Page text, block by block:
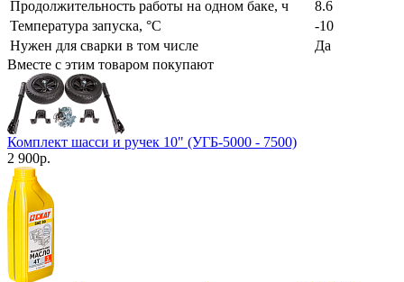
Продолжительность работы на одном баке, ч
8.6
Температура запуска, °С
-10
Нужен для сварки в том числе
Да
Вместе с этим товаром покупают
Комплект шасси и ручек 10" (УГБ-5000 - 7500)
2 900р.